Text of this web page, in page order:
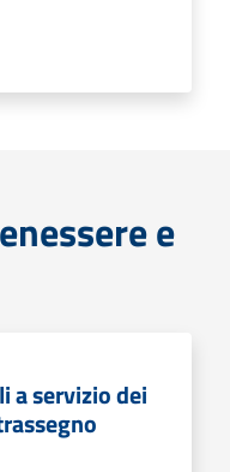
e
a servizio dei